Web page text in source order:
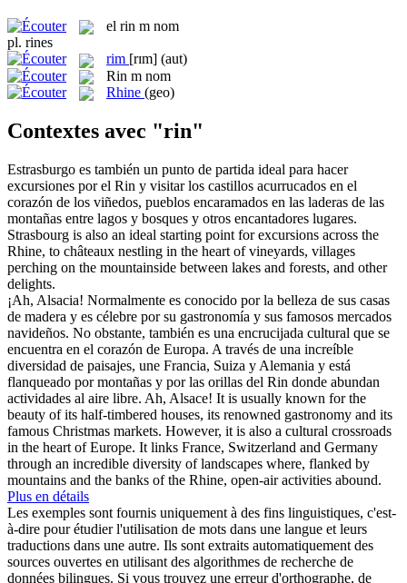
el rin m nom
pl. rines
rim [rɪm] (aut)
Rin m nom
Rhine (geo)
Contextes avec "rin"
Estrasburgo es también un punto de partida ideal para hacer
excursiones por el Rin y visitar los castillos acurrucados en el
corazón de los viñedos, pueblos encaramados en las laderas de las
montañas entre lagos y bosques y otros encantadores lugares.
Strasbourg is also an ideal starting point for excursions across the
Rhine, to châteaux nestling in the heart of vineyards, villages
perching on the mountainside between lakes and forests, and other
delights.
¡Ah, Alsacia! Normalmente es conocido por la belleza de sus casas
de madera y es célebre por su gastronomía y sus famosos mercados
navideños. No obstante, también es una encrucijada cultural que se
encuentra en el corazón de Europa. A través de una increíble
diversidad de paisajes, une Francia, Suiza y Alemania y está
flanqueado por montañas y por las orillas del Rin donde abundan
actividades al aire libre. Ah, Alsace! It is usually known for the
beauty of its half-timbered houses, its renowned gastronomy and its
famous Christmas markets. However, it is also a cultural crossroads
in the heart of Europe. It links France, Switzerland and Germany
through an incredible diversity of landscapes where, flanked by
mountains and the banks of the Rhine, open-air activities abound.
Plus en détails
Les exemples sont fournis uniquement à des fins linguistiques, c'est-
à-dire pour étudier l'utilisation de mots dans une langue et leurs
traductions dans une autre. Ils sont extraits automatiquement des
sources ouvertes en utilisant des algorithmes de recherche de
données bilingues. Si vous trouvez une erreur d'orthographe, de